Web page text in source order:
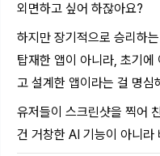
외면하고 싶어 하잖아요?
하지만 장기적으로 승리하
탑재한 앱이 아니라, 초기
고 설계한 앱이라는 걸 명심
유저들이 스크린샷을 찍어
건 거창한 AI 기능이 아니라